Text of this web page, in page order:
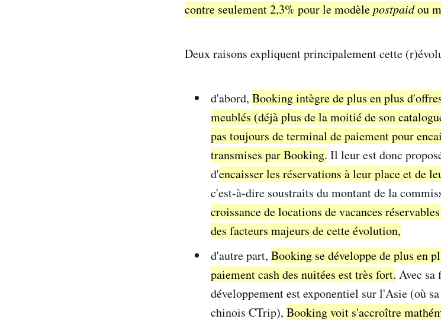
contre seulement 2,3% pour le modèlepostpaidou
Deux raisons expliquent principalement cette
d'abord, Booking intègre de plus en plus
meublés (déjà plus de la moitié de son
pas toujours de terminal de paiement pour
transmises par Booking. Il leur est donc
d'encaisser les réservations à leur place et de
c'est-à-dire soustraits du montant de la
croissance de locations de vacances
des facteurs majeurs de cette évolution,
d'autre part, Booking se développe de plus en
paiement cash des nuitées est très fort. Avec
développement est exponentiel sur l'Asie (où
chinois CTrip), Booking voit s'accroître